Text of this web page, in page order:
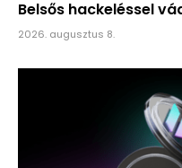
Belsős hackeléssel
2026. augusztus 8.